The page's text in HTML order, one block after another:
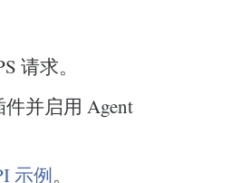
请求。
并启用 Agent
示例。